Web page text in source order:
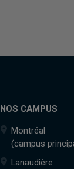
NOS CAMPUS
Montréal
(campus
Lanaudière